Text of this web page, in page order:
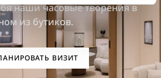
наши часовые творения в
из бутиков.
ВИЗИТ